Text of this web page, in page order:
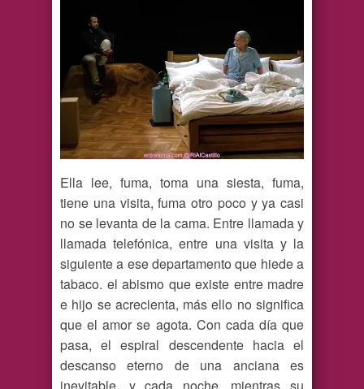
Ella lee, fuma, toma una siesta, fuma,
tiene una visita, fuma otro poco y ya casi
no se levanta de la cama. Entre llamada y
llamada telefónica, entre una visita y la
siguiente a ese departamento que hiede a
tabaco. el abismo que existe entre madre
e hijo se acrecienta, más ello no significa
que el amor se agota. Con cada día que
pasa, el espiral descendente hacia el
descanso eterno de una anciana es